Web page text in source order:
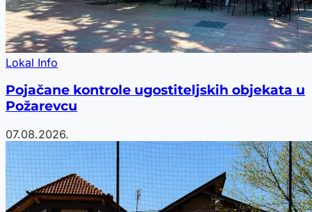
Lokal Info
Pojačane kontrole ugostiteljskih objekata u
Požarevcu
07.08.2026.